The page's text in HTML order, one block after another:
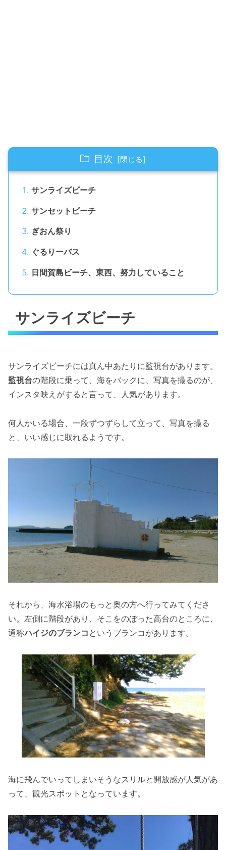
目次
サンライズビーチ
サンセットビーチ
ぎおん祭り
ぐるりーバス
日間賀島ビーチ、東西、努力していること
サンライズビーチ
サンライズビーチには真ん中あたりに監視台があります。
監視台の階段に乗って、海をバックに、写真を撮るのが、
インスタ映えがすると言って、人気があります。
何人かいる場合、一段ずつずらして立って、写真を撮る
と、いい感じに取れるようです。
それから、海水浴場のもっと奥の方へ行ってみてくださ
い。左側に階段があり、そこをのぼった高台のところに、
通称ハイジのブランコ というブランコがあります。
海に飛んでいってしまいそうなスリルと開放感が人気があ
って、観光スポットとなっています。